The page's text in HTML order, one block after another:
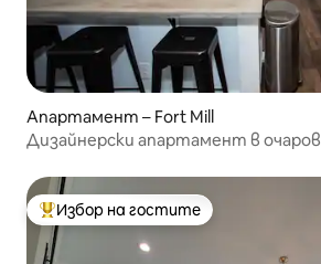
Апартамент – Fort Mill
Дизайнерски апартамент в
Най-популярен избор на гостите
Избор на гостите